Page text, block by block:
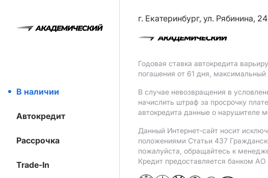
В наличии
Автокредит
Рассрочка
Trade-In
г. Екатеринбург, ул. Рябинина, 24
Годовая ставка автокредита
погашения от 61 дня,
В случае невозвращения в
начислить штраф за просрочку
автокредита данные о нарушителе
Данный Интернет-сайт носит
положениями Статьи 437
пожалуйста, обращайтесь к
Кредит предоставляется банком АO